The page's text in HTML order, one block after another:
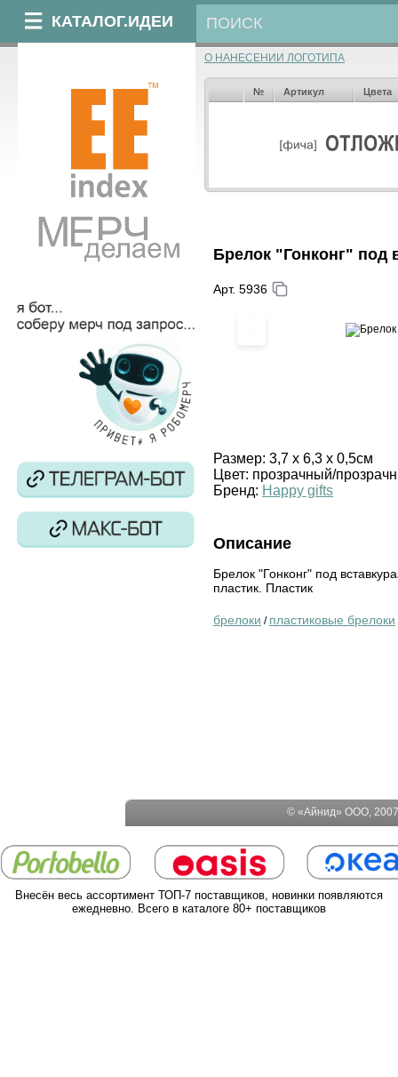
КАТАЛОГ.ИДЕИ
О НАНЕСЕНИИ ЛОГОТИПА
№ Артикул Цвета
Брелок "Гонконг" под
Арт. 5936
Размер: 3,7 х 6,3 х 0,5см
Цвет: прозрачный/
Бренд: Happy gifts
Описание
Брелок "Гонконг" под
пластик. Пластик
брелоки / пластиковые брелоки
© «Айнид» ООО,
Внесён весь ассортимент ТОП-7 поставщиков, новинки появляются
ежедневно. Всего в каталоге 80+ поставщиков